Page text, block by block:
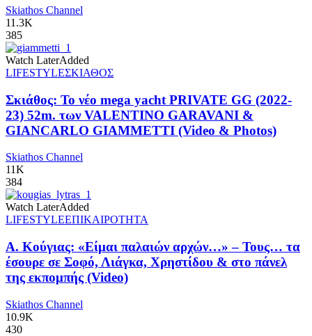
Skiathos Channel
11.3K
385
Watch LaterAdded
LIFESTYLEΣΚΙΑΘΟΣ
Σκιάθος: Το νέο mega yacht PRIVATE GG (2022-
23) 52m. των VALENTINO GARAVANI &
GIANCARLO GIAMMETTI (Video & Photos)
Skiathos Channel
11K
384
Watch LaterAdded
LIFESTYLEΕΠΙΚΑΙΡΟΤΗΤΑ
Α. Κούγιας: «Είμαι παλαιών αρχών…» – Τους… τα
έσουρε σε Σοφό, Λιάγκα, Χρηστίδου & στο πάνελ
της εκπομπής (Video)
Skiathos Channel
10.9K
430